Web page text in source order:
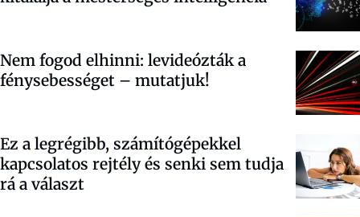
Nem fogod elhinni: levideózták a
fénysebességet – mutatjuk!
Ez a legrégibb, számítógépekkel
kapcsolatos rejtély és senki sem tudja
rá a választ